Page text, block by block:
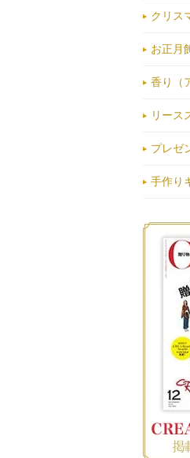
クリス
お正月
香り（
リース
プレゼ
手作り